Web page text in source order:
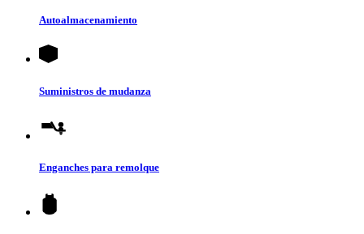
Autoalmacenamiento
Suministros de mudanza
Enganches para remolque